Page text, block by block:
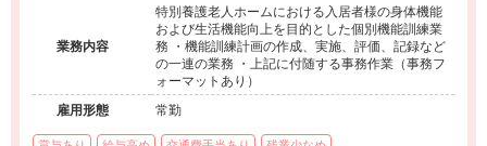
業務内容
特別養護老人ホームにおける入居者様の身体機能
および生活機能向上を目的とした個別機能訓練業
務 ・機能訓練計画の作成、実施、評価、記録など
の一連の業務 ・上記に付随する事務作業（事務フ
ォーマットあり）
雇用形態
常勤